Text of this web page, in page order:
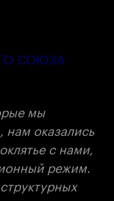
СОЮЗА
мы
нам оказались
с нами,
режим.